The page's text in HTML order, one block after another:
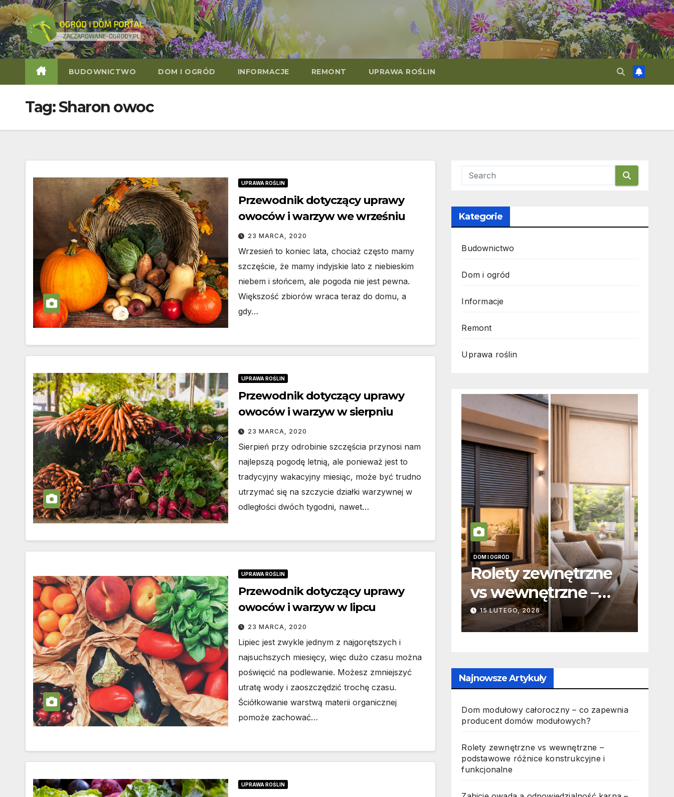
Skip
to
content
BUDOWNICTWO DOM I OGRÓD INFORMACJE REMONT UPRAWA ROŚLIN
Tag:Sharon owoc
UPRAWA ROŚLIN
Przewodnik dotyczący uprawy
owoców i warzyw we wrześniu
23 MARCA, 2020
Wrzesień to koniec lata, chociaż często mamy
szczęście, że mamy indyjskie lato z niebieskim
niebem i słońcem, ale pogoda nie jest pewna.
Większość zbiorów wraca teraz do domu, a
gdy…
UPRAWA ROŚLIN
Przewodnik dotyczący uprawy
owoców i warzyw w sierpniu
23 MARCA, 2020
Sierpień przy odrobinie szczęścia przynosi nam
najlepszą pogodę letnią, ale ponieważ jest to
tradycyjny wakacyjny miesiąc, może być trudno
utrzymać się na szczycie działki warzywnej w
odległości dwóch tygodni, nawet…
UPRAWA ROŚLIN
Przewodnik dotyczący uprawy
owoców i warzyw w lipcu
23 MARCA, 2020
Lipiec jest zwykle jednym z najgorętszych i
najsuchszych miesięcy, więc dużo czasu można
poświęcić na podlewanie. Możesz zmniejszyć
utratę wody i zaoszczędzić trochę czasu.
Ściółkowanie warstwą materii organicznej
pomoże zachować…
UPRAWA ROŚLIN
Kategorie
Budownictwo
Dom i ogród
Informacje
Remont
Uprawa roślin
Dom modułowy
całoroczny – co
zapewnia producent
domów
modułowych?
30 LIPCA, 2026
DOM I OGRÓD
Rolety zewnętrzne
vs wewnętrzne –
podstawowe
różnice
funkcjonalne
15 LUTEGO, 2026
INFORMACJE
to w
Najnowsze Artykuły
Dom modułowy całoroczny – co zapewnia
producent domów modułowych?
Rolety zewnętrzne vs wewnętrzne –
podstawowe różnice konstrukcyjne i
funkcjonalne